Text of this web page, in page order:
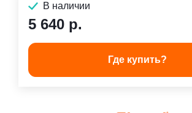
В наличии
5 640 р.
Где купить?